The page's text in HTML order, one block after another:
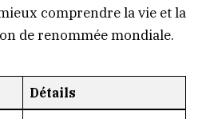
comprendre la vie et la
de renommée mondiale.
Détails